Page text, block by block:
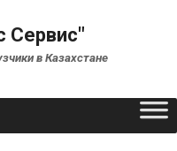
Сервис"
в Казахстане